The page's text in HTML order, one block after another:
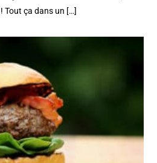
Tout ça dans un […]